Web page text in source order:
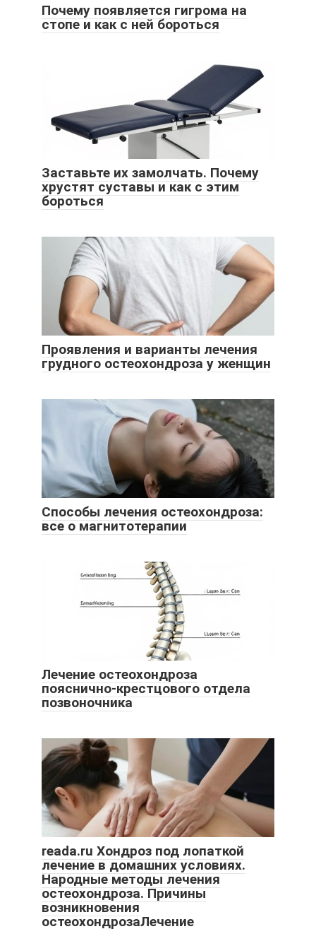
Почему появляется гигрома на
стопе и как с ней бороться
Заставьте их замолчать. Почему
хрустят суставы и как с этим
бороться
Проявления и варианты лечения
грудного остеохондроза у женщин
Способы лечения остеохондроза:
все о магнитотерапии
Лечение остеохондроза
пояснично-крестцового отдела
позвоночника
reada.ru Хондроз под лопаткой
лечение в домашних условиях.
Народные методы лечения
остеохондроза. Причины
возникновения
остеохондрозаЛечение